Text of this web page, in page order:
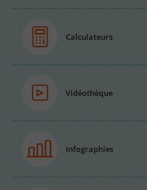
Calculateurs
Vidéothèque
Infographies